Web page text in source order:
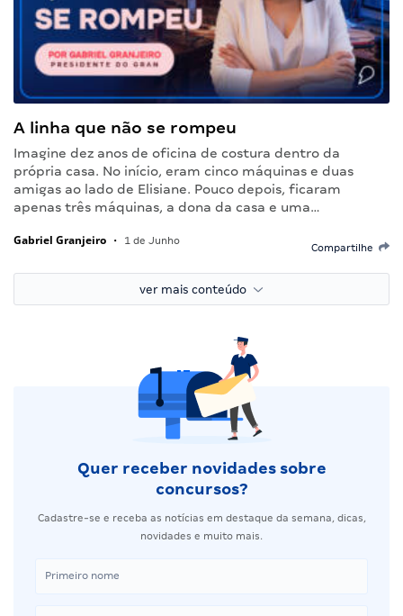
A linha que não se rompeu
Imagine dez anos de oficina de costura dentro da
própria casa. No início, eram cinco máquinas e duas
amigas ao lado de Elisiane. Pouco depois, ficaram
apenas três máquinas, a dona da casa e uma…
Gabriel Granjeiro • 1 de Junho
Compartilhe
ver mais conteúdo
Quer receber novidades sobre
concursos?
Cadastre-se e receba as notícias em destaque da semana, dicas,
novidades e muito mais.